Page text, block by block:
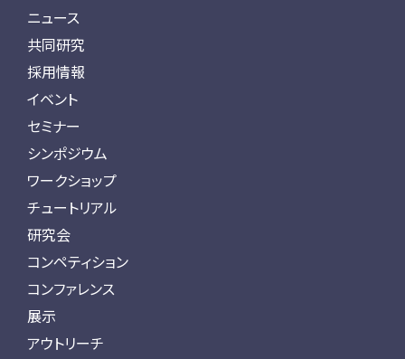
ニュース
共同研究
採用情報
イベント
セミナー
シンポジウム
ワークショップ
チュートリアル
研究会
コンペティション
コンファレンス
展示
アウトリーチ